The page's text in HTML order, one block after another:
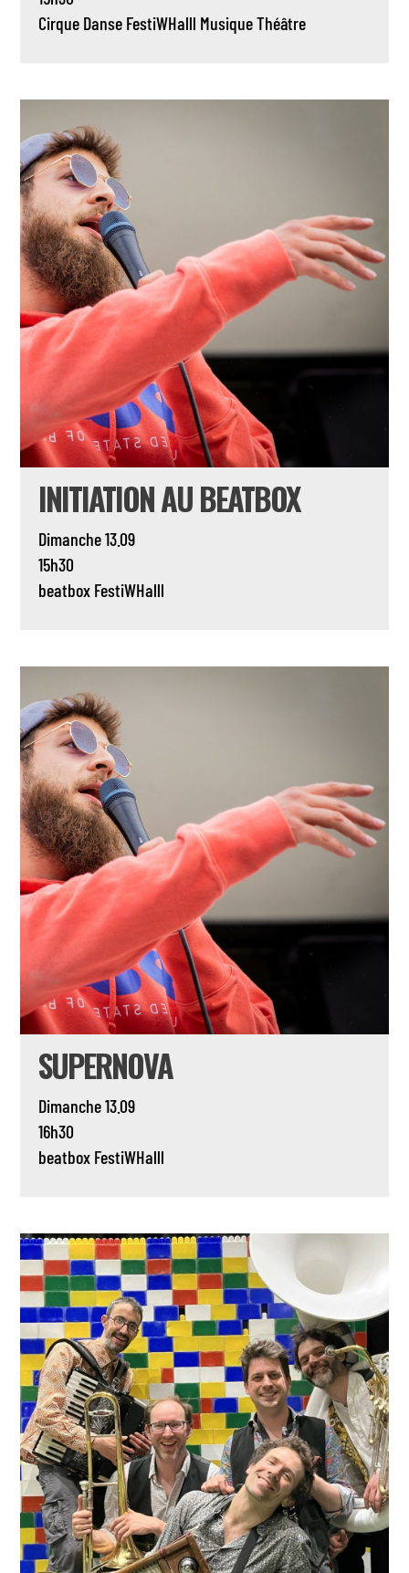
Cirque Danse FestiWHalll MusiqueThéâtre
INITIATION AU BEATBOX
Dimanche 13.09
15h30
beatbox FestiWHalll
SUPERNOVA
Dimanche 13.09
16h30
beatbox FestiWHalll